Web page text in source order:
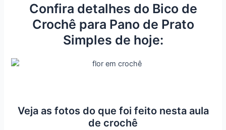
Confira detalhes do Bico de
Crochê para Pano de Prato
Simples de hoje:
Veja as fotos do que foi feito nesta aula
de crochê